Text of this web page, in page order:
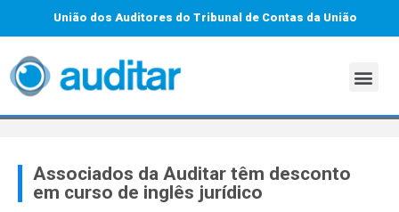
União dos Auditores do Tribunal de Contas da União
Associados da Auditar têm desconto
em curso de inglês jurídico